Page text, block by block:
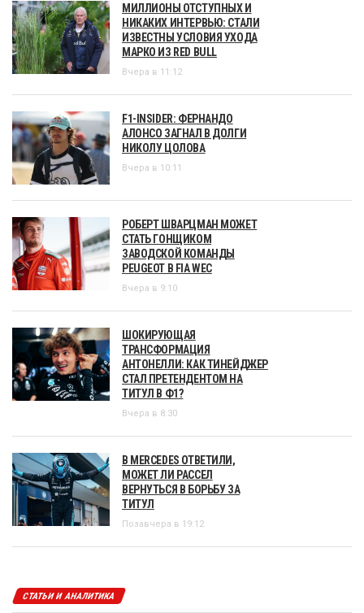
МИЛЛИОНЫ ОТСТУПНЫХ И
НИКАКИХ ИНТЕРВЬЮ: СТАЛИ
ИЗВЕСТНЫ УСЛОВИЯ УХОДА
МАРКО ИЗ RED BULL
Вчера в 11:12
F1-INSIDER: ФЕРНАНДО
АЛОНСО ЗАГНАЛ В ДОЛГИ
НИКОЛУ ЦОЛОВА
Вчера в 10:11
РОБЕРТ ШВАРЦМАН МОЖЕТ
СТАТЬ ГОНЩИКОМ
ЗАВОДСКОЙ КОМАНДЫ
PEUGEOT В FIA WEC
Вчера в 9:10
ШОКИРУЮЩАЯ
ТРАНСФОРМАЦИЯ
АНТОНЕЛЛИ: КАК ТИНЕЙДЖЕР
СТАЛ ПРЕТЕНДЕНТОМ НА
ТИТУЛ В Ф1?
Вчера в 8:30
В MERCEDES ОТВЕТИЛИ,
МОЖЕТ ЛИ РАССЕЛ
ВЕРНУТЬСЯ В БОРЬБУ ЗА
ТИТУЛ
Позавчера в 19:12
СТАТЬИ И АНАЛИТИКА